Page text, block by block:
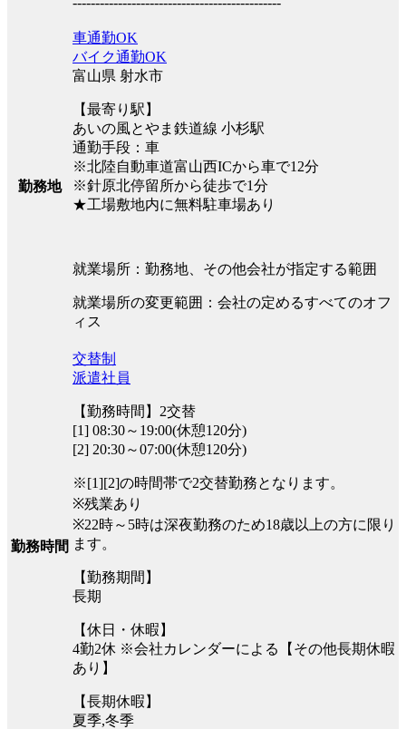
勤務地
車通勤OK
バイク通勤OK
富山県 射水市
【最寄り駅】
あいの風とやま鉄道線 小杉駅
通勤手段：車
※北陸自動車道富山西ICから車で12分
※針原北停留所から徒歩で1分
★工場敷地内に無料駐車場あり
就業場所：勤務地、その他会社が指定する範囲
就業場所の変更範囲：会社の定めるすべてのオフ
ィス
勤務時間
交替制
派遣社員
【勤務時間】2交替
[1] 08:30～19:00(休憩120分)
[2] 20:30～07:00(休憩120分)
※[1][2]の時間帯で2交替勤務となります。
※残業あり
※22時～5時は深夜勤務のため18歳以上の方に限り
ます。
【勤務期間】
長期
【休日・休暇】
4勤2休 ※会社カレンダーによる【その他長期休暇
あり】
【長期休暇】
夏季,冬季